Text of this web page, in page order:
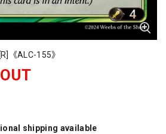
《ALC-155》
shipping available